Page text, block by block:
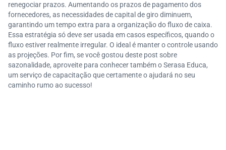
renegociar prazos. Aumentando os prazos de pagamento dos
fornecedores, as necessidades de capital de giro diminuem,
garantindo um tempo extra para a organização do fluxo de caixa.
Essa estratégia só deve ser usada em casos específicos, quando o
fluxo estiver realmente irregular. O ideal é manter o controle usando
as projeções. Por fim, se você gostou deste post sobre
sazonalidade, aproveite para conhecer também o Serasa Educa,
um serviço de capacitação que certamente o ajudará no seu
caminho rumo ao sucesso!